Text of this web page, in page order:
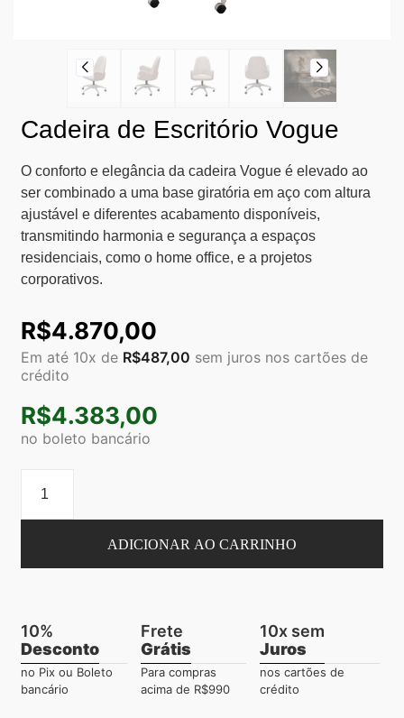
Cadeira de Escritório Vogue
O conforto e elegância da cadeira Vogue é elevado ao
ser combinado a uma base giratória em aço com altura
ajustável e diferentes acabamento disponíveis,
transmitindo harmonia e segurança a espaços
residenciais, como o home office, e a projetos
corporativos.
R$4.870,00
Em até 10x de R$487,00 sem juros nos cartões de
crédito
R$4.383,00
no boleto bancário
ADICIONAR AO CARRINHO
10%
Desconto
no Pix ou Boleto
bancário
Frete
Grátis
Para compras
acima de R$990
10x sem
Juros
nos cartões de
crédito